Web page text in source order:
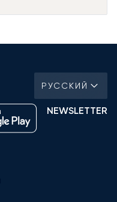
РУССКИЙ
NEWSLETTER